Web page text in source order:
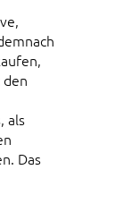
als
Das